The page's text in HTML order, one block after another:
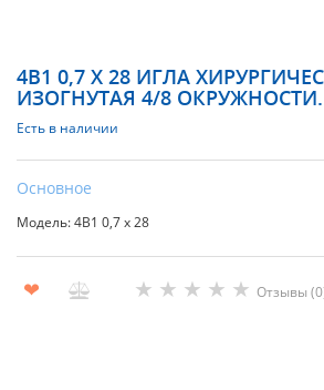
4В1 0,7 Х 28 ИГЛА
ИЗОГНУТАЯ 4/8 ОКРУЖНОСТИ.
Есть в наличии
Основное
Модель: 4В1 0,7 х 28
❤ ★ ★ ★ ★ ★ Отзывы